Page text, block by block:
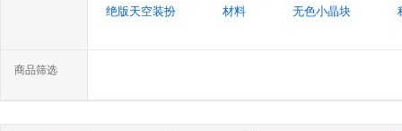
绝版天空装扮 材料 无色小晶块
商品筛选